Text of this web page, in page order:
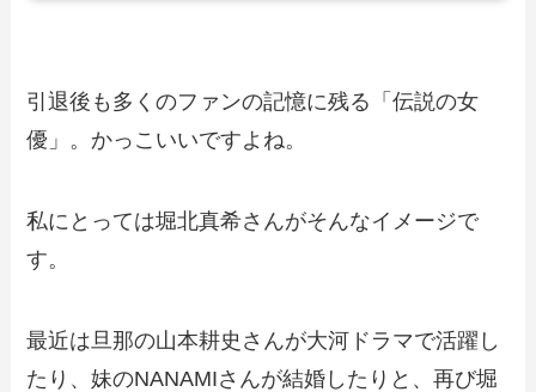
引退後も多くのファンの記憶に残る「伝説の女
優」。かっこいいですよね。
私にとっては堀北真希さんがそんなイメージで
す。
最近は旦那の山本耕史さんが大河ドラマで活躍し
たり、妹のNANAMIさんが結婚したりと、再び堀